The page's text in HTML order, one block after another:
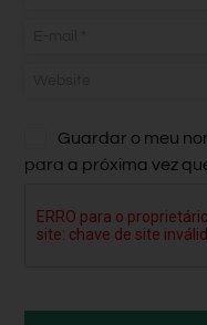
Guardar o meu
para a próxima vez